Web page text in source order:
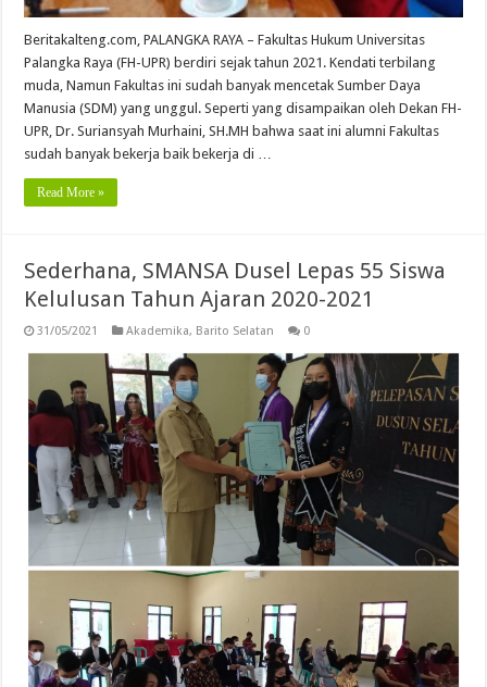
Beritakalteng.com, PALANGKA RAYA – Fakultas Hukum Universitas
Palangka Raya (FH-UPR) berdiri sejak tahun 2021. Kendati terbilang
muda, Namun Fakultas ini sudah banyak mencetak Sumber Daya
Manusia (SDM) yang unggul. Seperti yang disampaikan oleh Dekan FH-
UPR, Dr. Suriansyah Murhaini, SH.MH bahwa saat ini alumni Fakultas
sudah banyak bekerja baik bekerja di …
Read More »
Sederhana, SMANSA Dusel Lepas 55 Siswa
Kelulusan Tahun Ajaran 2020-2021
31/05/2021 Akademika, Barito Selatan 0